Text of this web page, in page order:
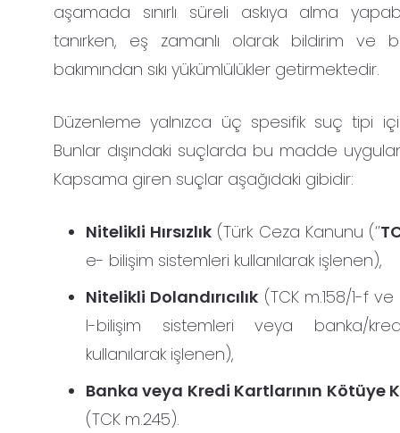
aşamada sınırlı süreli askıya alma
tanırken, eş zamanlı olarak bildirim ve
bakımından sıkı yükümlülükler getirmektedir.
Düzenleme yalnızca üç spesifik suç tipi
Bunlar dışındaki suçlarda bu madde
Kapsama giren suçlar aşağıdaki gibidir:
Nitelikli Hırsızlık (Türk Ceza Kanunu (‘’
e- bilişim sistemleri kullanılarak işlenen),
Nitelikli Dolandırıcılık (TCK m.158/1-f ve
l-bilişim sistemleri veya banka/
kullanılarak işlenen),
Banka veya Kredi Kartlarının Kötüye
(TCK m.245).